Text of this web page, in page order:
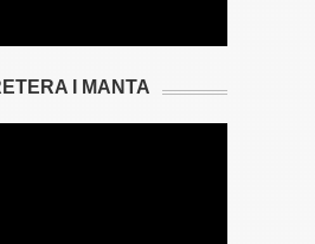
I MANTA